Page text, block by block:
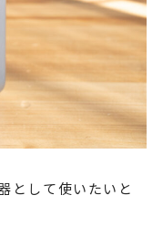
として使いたいと